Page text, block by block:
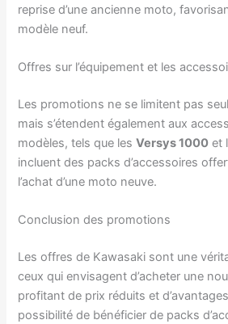
reprise d’une ancienne moto,
modèle neuf.
Offres sur l’équipement et les
Les promotions ne se limitent pas
mais s’étendent également aux
modèles, tels que lesVersys 1000 et
incluent des packs d’accessoires
l’achat d’une moto neuve.
Conclusion des promotions
Les offres de Kawasaki sont une
ceux qui envisagent d’acheter une
profitant de prix réduits et
possibilité de bénéficier de packs